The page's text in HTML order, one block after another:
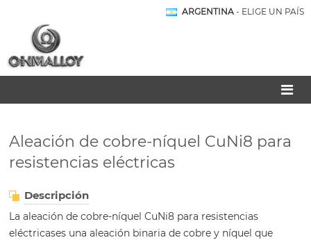
ARGENTINA - ELIGE UN PAÍS
Aleación de cobre-níquel CuNi8 para
resistencias eléctricas
Descripción
La aleación de cobre-níquel CuNi8 para resistencias
eléctricases una aleación binaria de cobre y níquel que